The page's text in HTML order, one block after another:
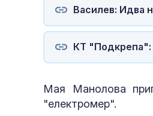
Василев: Идва
КТ "Подкрепа":
Мая Манолова
"електромер".